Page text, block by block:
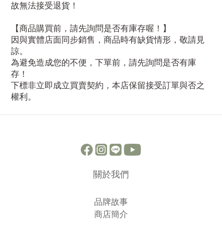
故無法接受退貨！
【商品購買前，請先詢問是否有庫存喔！】
因與實體店面同步銷售，商品時有缺貨情形，敬請見
諒。
為避免造成您的不便，下單前，請先詢問是否有庫
存！
下標非立即成立買賣契約，本店保留接受訂單與否之
權利。
關於我們
品牌故事
商店簡介